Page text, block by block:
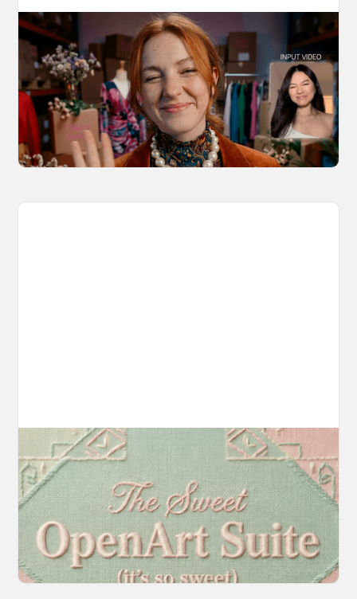
10 Types of Videos You Can Create with
Kling 3.0 Motion Control
Discover 10 video types you can create using
Kling 3.0 Motion Control on OpenArt, from
marketing to storytelling with amazingly
consistent motion and identity.
March 20, 2026
Introducing OpenArt Suite: Create
Without the Chaos
Every tool you need, finally in one place. We
fundamentally rearchitected the OpenArt
creation experience so your workflow finally
moves as fast as your ideas do.
March 20, 2026